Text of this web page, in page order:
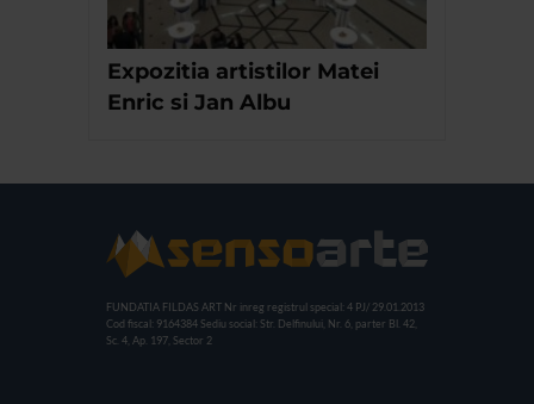
Expozitia artistilor Matei
Enric si Jan Albu
FUNDATIA FILDAS ART Nr inreg registrul special: 4 PJ/ 29.01.2013
Cod fiscal: 9164384 Sediu social: Str. Delfinului, Nr. 6, parter Bl. 42,
Sc. 4, Ap. 197, Sector 2